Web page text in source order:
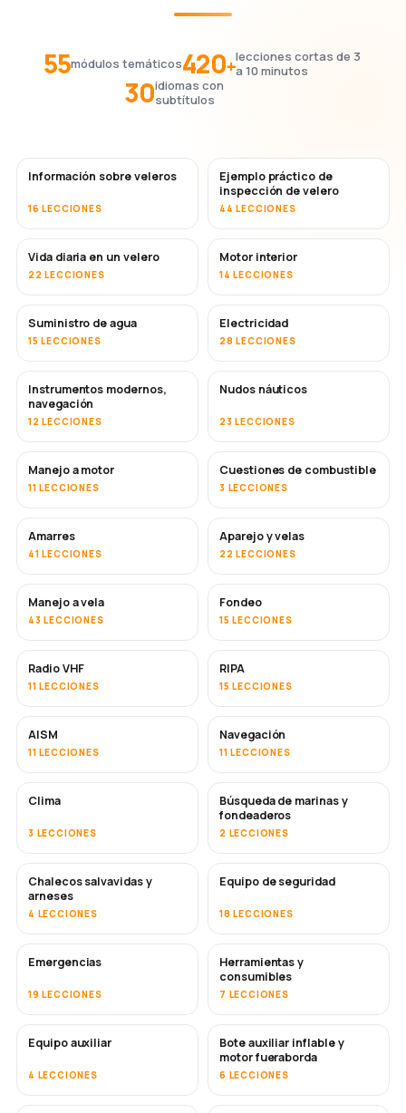
55módulos temáticos420+lecciones cortas de 3
a 10 minutos
30idiomas con
subtítulos
Información sobre veleros
16 LECCIONES
Ejemplo práctico de
inspección de velero
44 LECCIONES
Vida diaria en un velero
22 LECCIONES
Motor interior
14 LECCIONES
Suministro de agua
15 LECCIONES
Electricidad
28 LECCIONES
Instrumentos modernos,
navegación
12 LECCIONES
Nudos náuticos
23 LECCIONES
Manejo a motor
11 LECCIONES
Cuestiones de combustible
3 LECCIONES
Amarres
41 LECCIONES
Aparejo y velas
22 LECCIONES
Manejo a vela
43 LECCIONES
Fondeo
15 LECCIONES
Radio VHF
11 LECCIONES
RIPA
15 LECCIONES
AISM
11 LECCIONES
Navegación
11 LECCIONES
Clima
3 LECCIONES
Búsqueda de marinas y
fondeaderos
2 LECCIONES
Chalecos salvavidas y
arneses
4 LECCIONES
Equipo de seguridad
18 LECCIONES
Emergencias
19 LECCIONES
Herramientas y
consumibles
7 LECCIONES
Equipo auxiliar
4 LECCIONES
Bote auxiliar inflable y
motor fueraborda
6 LECCIONES